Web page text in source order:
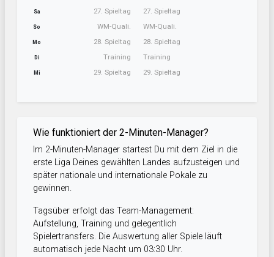
Sa 27. Spieltag
So WM-Quali.
Mo 28. Spieltag
Di Training
Mi 29. Spieltag
27. Spieltag
WM-Quali.
28. Spieltag
Training
29. Spieltag
Wie funktioniert der 2-Minuten-Manager?
Im 2-Minuten-Manager startest Du mit dem Ziel in die
erste Liga Deines gewählten Landes aufzusteigen und
später nationale und internationale Pokale zu
gewinnen.
Tagsüber erfolgt das Team-Management:
Aufstellung, Training und gelegentlich
Spielertransfers. Die Auswertung aller Spiele läuft
automatisch jede Nacht um 03:30 Uhr.